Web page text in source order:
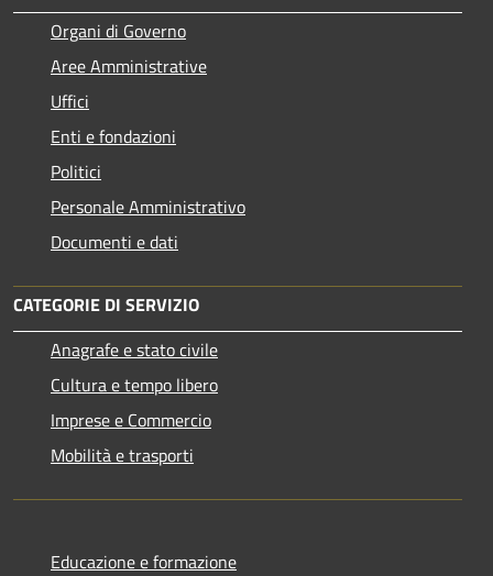
Organi di Governo
Aree Amministrative
Uffici
Enti e fondazioni
Politici
Personale Amministrativo
Documenti e dati
CATEGORIE DI SERVIZIO
Anagrafe e stato civile
Cultura e tempo libero
Imprese e Commercio
Mobilità e trasporti
Educazione e formazione